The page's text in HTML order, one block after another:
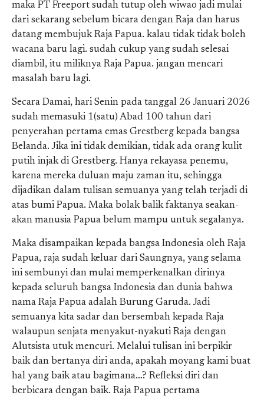
maka PT Freeport sudah tutup oleh wiwao jadi mulai
dari sekarang sebelum bicara dengan Raja dan harus
datang membujuk Raja Papua. kalau tidak tidak boleh
wacana baru lagi. sudah cukup yang sudah selesai
diambil, itu miliknya Raja Papua. jangan mencari
masalah baru lagi.
Secara Damai, hari Senin pada tanggal 26 Januari 2026
sudah memasuki 1(satu) Abad 100 tahun dari
penyerahan pertama emas Grestberg kepada bangsa
Belanda. Jika ini tidak demikian, tidak ada orang kulit
putih injak di Grestberg. Hanya rekayasa penemu,
karena mereka duluan maju zaman itu, sehingga
dijadikan dalam tulisan semuanya yang telah terjadi di
atas bumi Papua. Maka bolak balik faktanya seakan-
akan manusia Papua belum mampu untuk segalanya.
Maka disampaikan kepada bangsa Indonesia oleh Raja
Papua, raja sudah keluar dari Saungnya, yang selama
ini sembunyi dan mulai memperkenalkan dirinya
kepada seluruh bangsa Indonesia dan dunia bahwa
nama Raja Papua adalah Burung Garuda. Jadi
semuanya kita sadar dan bersembah kepada Raja
walaupun senjata menyakut-nyakuti Raja dengan
Alutsista utuk mencuri. Melalui tulisan ini berpikir
baik dan bertanya diri anda, apakah moyang kami buat
hal yang baik atau bagimana…? Refleksi diri dan
berbicara dengan baik. Raja Papua pertama